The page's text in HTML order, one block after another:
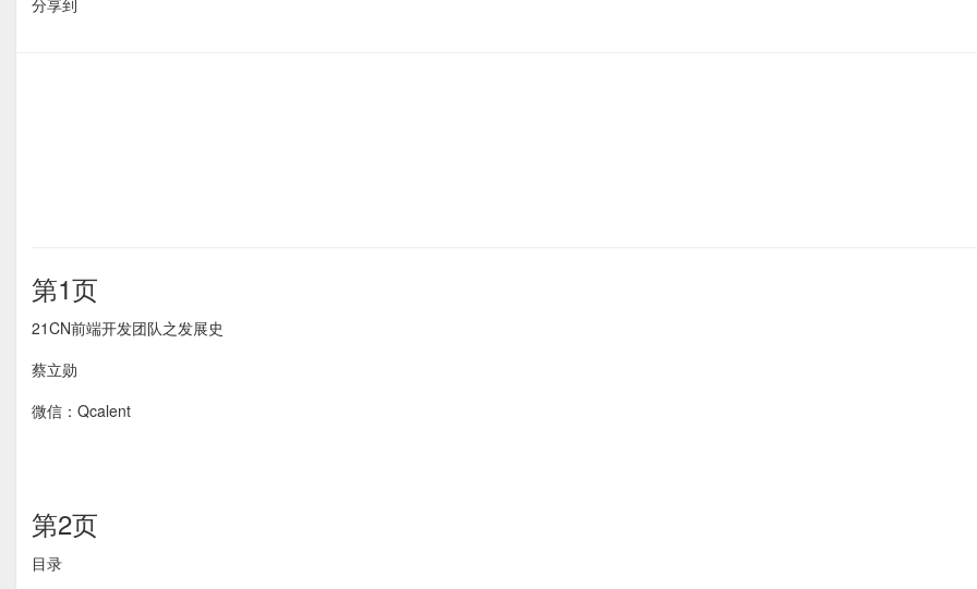
分享到
第1页
21CN前端开发团队之发展史
蔡立勋
微信：Qcalent
第2页
目录